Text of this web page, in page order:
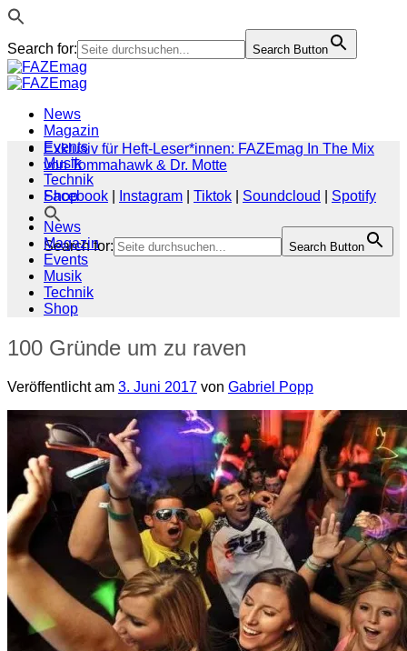
Search for: Search Button
Zum
Inhalt
News
Magazin
Events
Musik
Technik
Shop
Search for: Search Button
Exklusiv für Heft-Leser*innen: FAZEmag In The Mix
von Tommahawk & Dr. Motte
Facebook
Instagram Tiktok Soundcloud
Spotify
News
Magazin
Events
Musik
Technik
Shop
100 Gründe um zu raven
Veröffentlicht am 3. Juni 2017 von Gabriel Popp